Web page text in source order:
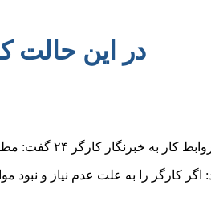
در این حالت